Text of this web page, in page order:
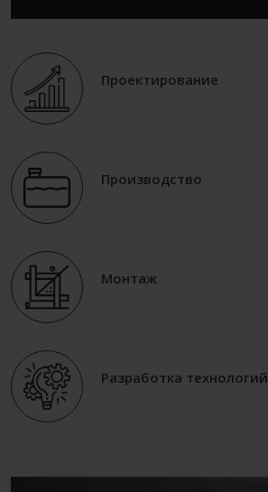
Проектирование
Производство
Монтаж
Разработка технологий